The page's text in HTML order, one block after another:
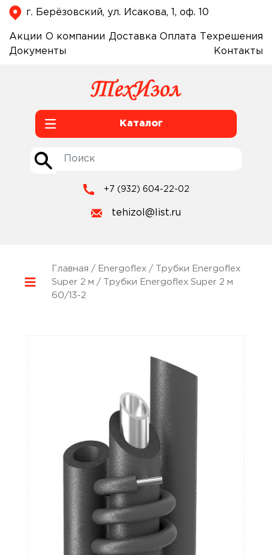
г. Берёзовский, ул. Исакова, 1, оф. 10
Акции О компании Доставка Оплата
Техрешения
Документы
Контакты
Каталог
+7 (932) 604-22-02
tehizol@list.ru
Главная / Energoflex/
Трубки Energoflex
Super 2 м / Трубки Energoflex Super 2 м
60/13-2